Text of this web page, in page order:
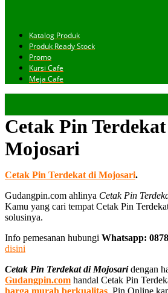
Katalog Produk
Produk Ready Stock
Promo
Kursi Cafe
Meja Cafe
Cetak Pin
Mojosari
Cetak Pin Terdekat di Mojosari.
Gudangpin.com ahlinya Cetak Pin
Kamu yang cari tempat Cetak Pin
solusinya.
Info pemesanan hubungi Whatsapp:
disini
Cetak Pin Terdekat di Mojosari dengan
Gudangpin.com handal Cetak Pin
harga murah berkualitas . Pin Online